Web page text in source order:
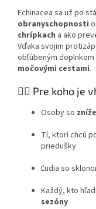
Echinacea sa už po
obranyschopnosti
chrípkach a ako
Vďaka svojim
obľúbeným
močovými cestami.
👩‍⚕️ Pre koho je
Osoby so
Tí, ktorí chcú
priedušky
Ľudia so
Každý, kto
sezóny